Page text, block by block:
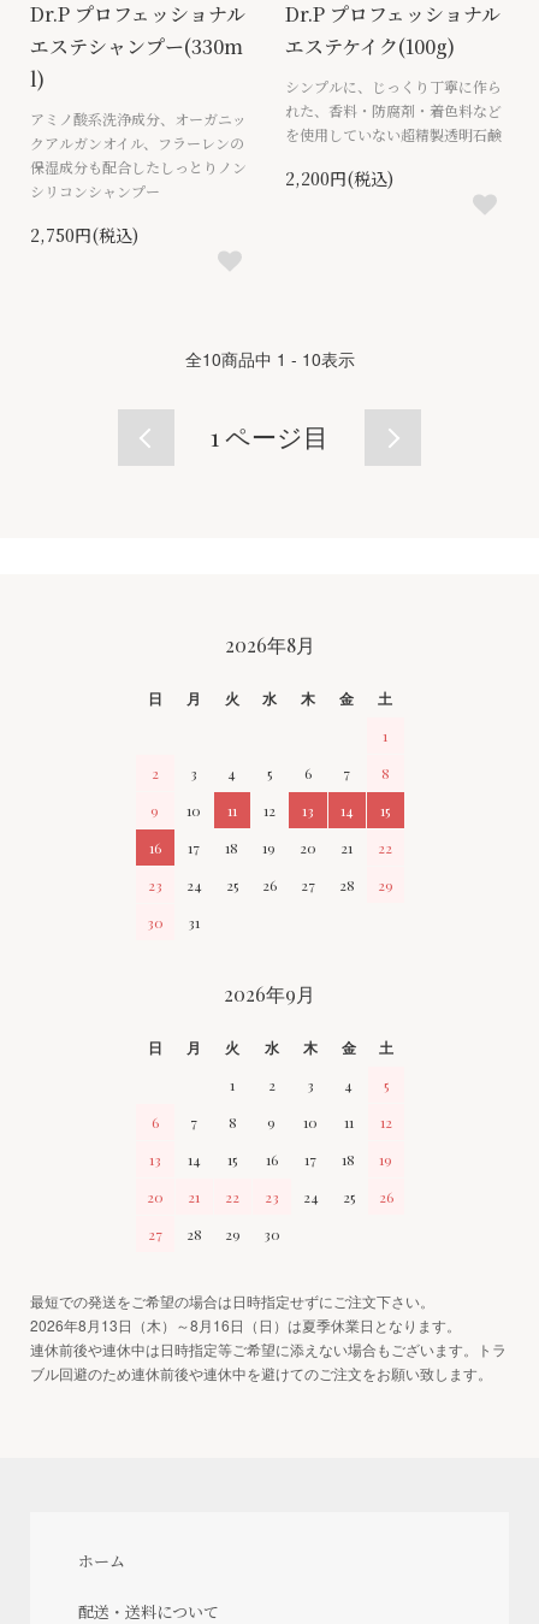
Dr.P プロフェッショナル
エステシャンプー(330m
l)
アミノ酸系洗浄成分、オーガニッ
クアルガンオイル、フラーレンの
保湿成分も配合したしっとりノン
シリコンシャンプー
2,750円(税込)
Dr.P プロフェッショナル
エステケイク(100g)
シンプルに、じっくり丁寧に作ら
れた、香料・防腐剤・着色料など
を使用していない超精製透明石鹸
2,200円(税込)
全10商品中 1 - 10表示
1 ページ目
2026年8月
日 月 火 水 木 金
土
1
2
3 4 5 6 7
8
9
10 11 12 13 14
15
16
17 18 19 20 21
22
23
24 25 26 27 28
29
30
31
2026年9月
日 月 火 水 木 金
土
1
2 3 4
5
6
7 8 9 10 11
12
13
14 15 16 17 18
19
20
21 22 23 24 25
26
27
28 29 30
最短での発送をご希望の場合は日時指定せずにご注文下さい。
2026年8月13日（木）～8月16日（日）は夏季休業日となります。
連休前後や連休中は日時指定等ご希望に添えない場合もございます。トラ
ブル回避のため連休前後や連休中を避けてのご注文をお願い致します。
ホーム
配送・送料について